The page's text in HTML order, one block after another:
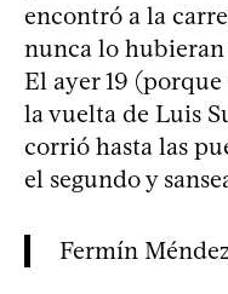
encontró a la
nunca lo hubieran
El ayer 19
la vuelta de Luis
corrió hasta las
el segundo y
Fermín